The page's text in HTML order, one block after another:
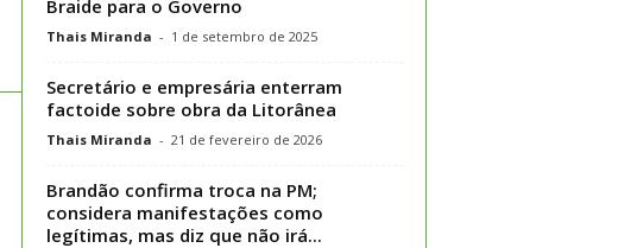
Braide para o Governo
Thais Miranda - 1 de setembro de 2025
Secretário e empresária enterram
factoide sobre obra da Litorânea
Thais Miranda - 21 de fevereiro de 2026
Brandão confirma troca na PM;
considera manifestações como
legítimas, mas diz que não irá...